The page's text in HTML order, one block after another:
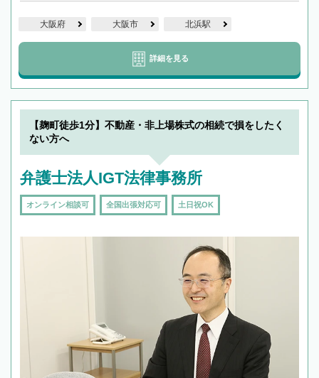
大阪府 大阪市 北浜駅
詳細を見る
【麹町徒歩1分】不動産・非上場株式の相続で損をしたく
ない方へ
弁護士法人IGT法律事務所
オンライン相談可 全国出張対応可 土日祝OK